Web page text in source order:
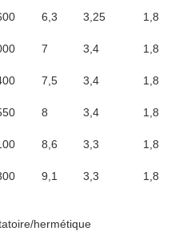
6,3 3,25
1,8
7 3,4
1,8
7,5 3,4
1,8
8 3,4
1,8
8,6 3,3
1,8
9,1 3,3
1,8
hermétique